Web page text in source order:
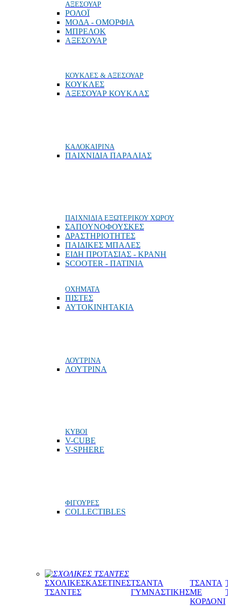
ΑΞΕΣΟΥΑΡ
ΡΟΛΟΪ
ΜΟΔΑ - ΟΜΟΡΦΙΑ
ΜΠΡΕΛΟΚ
ΑΞΕΣΟΥΑΡ
ΚΟΥΚΛΕΣ & ΑΞΕΣΟΥΑΡ
ΚΟΥΚΛΕΣ
ΑΞΕΣΟΥΑΡ ΚΟΥΚΛΑΣ
ΚΑΛΟΚΑΙΡΙΝΑ
ΠΑΙΧΝΙΔΙΑ ΠΑΡΑΛΙΑΣ
ΠΑΙΧΝΙΔΙΑ ΕΞΩΤΕΡΙΚΟΥ ΧΩΡΟΥ
ΣΑΠΟΥΝΟΦΟΥΣΚΕΣ
ΔΡΑΣΤΗΡΙΟΤΗΤΕΣ
ΠΑΙΔΙΚΕΣ ΜΠΑΛΕΣ
ΕΙΔΗ ΠΡΟΤΑΣΙΑΣ - ΚΡΑΝΗ
SCOOTER - ΠΑΤΙΝΙΑ
ΟΧΗΜΑΤΑ
ΠΙΣΤΕΣ
ΑΥΤΟΚΙΝΗΤΑΚΙΑ
ΛΟΥΤΡΙΝΑ
ΛΟΥΤΡΙΝΑ
ΚΥΒΟΙ
V-CUBE
V-SPHERE
ΦΙΓΟΥΡΕΣ
COLLECTIBLES
ΣΧΟΛΙΚΕΣ ΤΣΑΝΤΕΣ
ΣΧΟΛΙΚΕΣ
ΤΣΑΝΤΕΣ
ΚΑΣΕΤΙΝΕΣΤΣΑΝΤΑ
ΓΥΜΝΑΣΤΙΚΗΣ
ΤΣΑΝΤΑ
ΜΕ
ΚΟΡΔΟΝΙ